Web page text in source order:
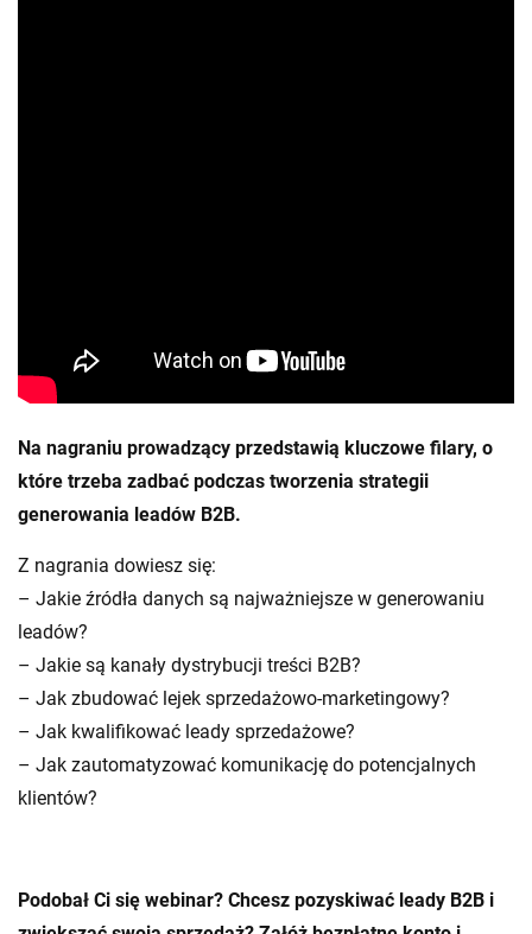
Na nagraniu prowadzący przedstawią kluczowe filary, o
które trzeba zadbać podczas tworzenia strategii
generowania leadów B2B.
Z nagrania dowiesz się:
– Jakie źródła danych są najważniejsze w generowaniu
leadów?
– Jakie są kanały dystrybucji treści B2B?
– Jak zbudować lejek sprzedażowo-marketingowy?
– Jak kwalifikować leady sprzedażowe?
– Jak zautomatyzować komunikację do potencjalnych
klientów?
Podobał Ci się webinar? Chcesz pozyskiwać leady B2B i